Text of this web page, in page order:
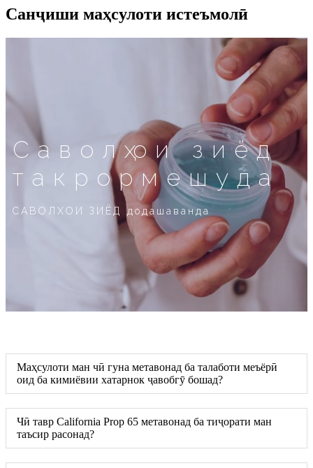
Санҷиши маҳсулоти истеъмолӣ
Саволҳои зиёд
такрормешуда
САВОЛХОИ ЗИЁД додашаванда
Маҳсулоти ман чӣ гуна метавонад ба талаботи меъёрӣ
оид ба кимиёвии хатарнок ҷавобгӯ бошад?
Чӣ тавр California Prop 65 метавонад ба тиҷорати ман
таъсир расонад?